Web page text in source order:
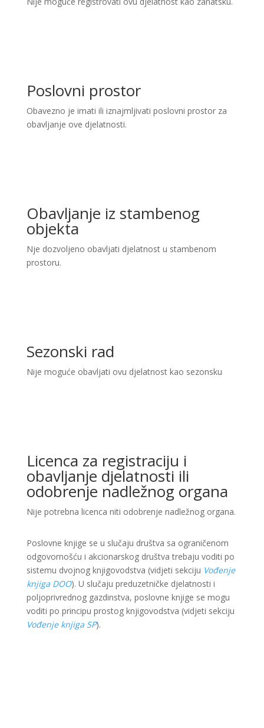
Poslovni prostor
Obavezno je imati ili iznajmljivati poslovni prostor za
obavljanje ove djelatnosti.
Obavljanje iz stambenog
objekta
Nje dozvoljeno obavljati djelatnost u stambenom
prostoru.
Sezonski rad
Nije moguće obavljati ovu djelatnost kao sezonsku
Licenca za registraciju i
obavljanje djelatnosti ili
odobrenje nadležnog organa
Nije potrebna licenca niti odobrenje nadležnog organa.
Poslovne knjige se u slučaju društva sa ograničenom
odgovornošću i akcionarskog društva trebaju voditi po
sistemu dvojnog knjigovodstva (vidjeti sekciju Vođenje
knjiga DOO). U slučaju preduzetničke djelatnosti i
poljoprivrednog gazdinstva, poslovne knjige se mogu
voditi po principu prostog knjigovodstva (vidjeti sekciju
Vođenje knjiga SP).